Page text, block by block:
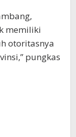
memiliki
otoritasnya
pungkas